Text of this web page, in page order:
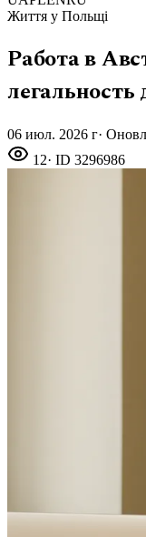
Життя у Польщі
Работа в
06 июл. 2026 г·
12· ID 3296986